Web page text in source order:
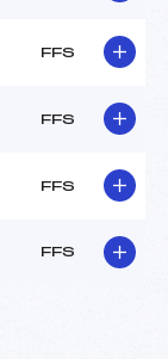
FFS
FFS
FFS
FFS